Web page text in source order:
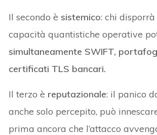
Il secondo è sistemico: chi
capacità quantistiche operative
simultaneamente SWIFT,
certificati TLS bancari.
Il terzo è reputazionale: il panico
anche solo percepito, può
prima ancora che l’attacco